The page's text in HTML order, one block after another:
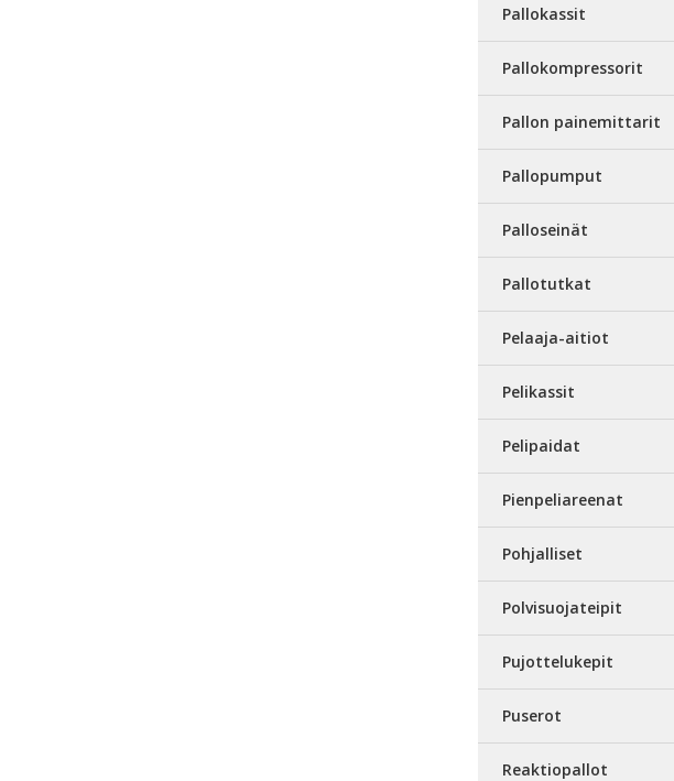
Pallokassit
Pallokompressorit
Pallon painemittarit
Pallopumput
Palloseinät
Pallotutkat
Pelaaja-aitiot
Pelikassit
Pelipaidat
Pienpeliareenat
Pohjalliset
Polvisuojateipit
Pujottelukepit
Puserot
Reaktiopallot